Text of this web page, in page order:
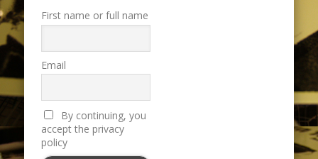
First name or full name
Email
By continuing, you
accept the privacy
policy